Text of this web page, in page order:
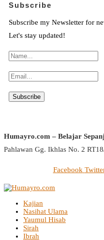
Subscribe
Subscribe my Newsletter for
Let's stay updated!
Humayro.com – Belajar
Pahlawan Gg. Ikhlas No. 2
Facebook
Kajian
Nasihat Ulama
Yaumul Hisab
Sirah
Ibrah